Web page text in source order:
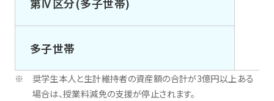
第Ⅳ区分(多子世帯)
多子世帯
奨学生本人と生計維持者の資産額の合計が3億円以上ある
場合は、授業料減免の支援が停止されます。